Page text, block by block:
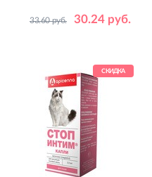
30.24 руб.
33.60 руб.
СКИДКА